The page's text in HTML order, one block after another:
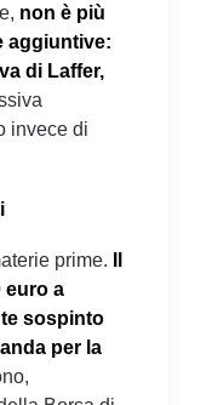
non è più
aggiuntive:
di Laffer,
invece di
prime.
euro a
sospinto
per la